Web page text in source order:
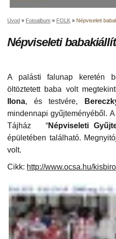
Úvod » Fotoalbum » FOLK » Népviseleti
Népviseleti
A palásti falunap keretén
öltöztetett baba volt
Ilona, és testvére,
mindennapi gyűjteményéből.
Tájház “Népviseleti
épületében található.
volt.
Cikk: http://www.ocsa.hu/